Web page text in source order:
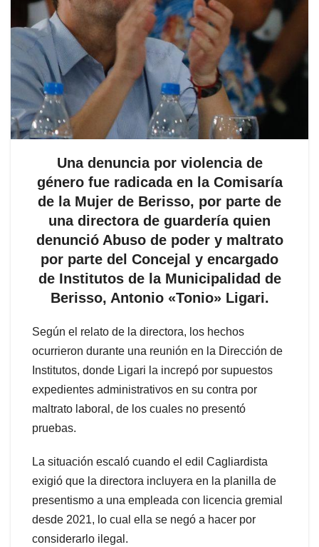
Una denuncia por violencia de
género fue radicada en la Comisaría
de la Mujer de Berisso, por parte de
una directora de guardería quien
denunció Abuso de poder y maltrato
por parte del Concejal y encargado
de Institutos de la Municipalidad de
Berisso, Antonio «Tonio» Ligari.
Según el relato de la directora, los hechos
ocurrieron durante una reunión en la Dirección de
Institutos, donde Ligari la increpó por supuestos
expedientes administrativos en su contra por
maltrato laboral, de los cuales no presentó
pruebas.
La situación escaló cuando el edil Cagliardista
exigió que la directora incluyera en la planilla de
presentismo a una empleada con licencia gremial
desde 2021, lo cual ella se negó a hacer por
considerarlo ilegal.